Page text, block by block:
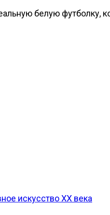
белую футболку,
искусство XX века